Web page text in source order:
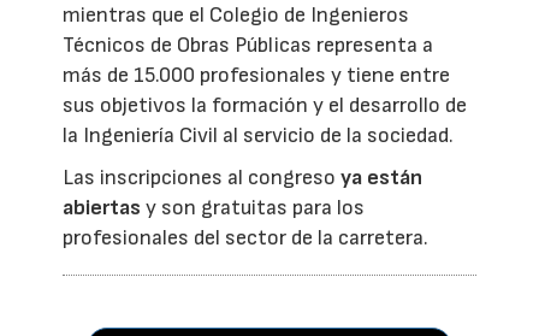
mientras que el Colegio de Ingenieros
Técnicos de Obras Públicas representa a
más de 15.000 profesionales y tiene entre
sus objetivos la formación y el desarrollo de
la Ingeniería Civil al servicio de la sociedad.
Las inscripciones al congresoya están
abiertas y son gratuitas para los
profesionales del sector de la carretera.